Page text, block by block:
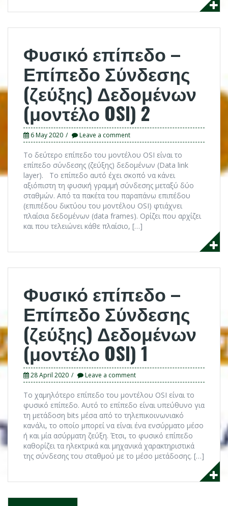
Φυσικό επίπεδο –
Επίπεδο Σύνδεσης
(ζεύξης) Δεδομένων
(μοντέλο OSI) 2
6 May 2020 Leave a comment
To δεύτερο επίπεδο του μοντέλου OSI είναι το
επίπεδο σύνδεσης (ζεύξης) δεδομένων (Data link
layer). To επίπεδο αυτό έχει σκοπό να κάνει
αξιόπιστη τη φυσική γραμμή σύνδεσης μεταξύ δύο
σταθμών. Από τα πακέτα του παραπάνω επιπέδου
(επιπέδου δικτύου του μοντέλου OSI) φτιάχνει
πλαίσια δεδομένων (data frames). Ορίζει που αρχίζει
και που τελειώνει κάθε πλαίσιο, […]
Φυσικό επίπεδο –
Επίπεδο Σύνδεσης
(ζεύξης) Δεδομένων
(μοντέλο OSI) 1
28 April 2020 Leave a comment
Το χαμηλότερο επίπεδο του μοντέλου OSI είναι το
φυσικό επίπεδο. Αυτό το επίπεδο είναι υπεύθυνο για
τη μετάδοση bits μέσα από το τηλεπικοινωνιακό
κανάλι, το οποίο μπορεί να είναι ένα ενσύρματο μέσο
ή και μία ασύρματη ζεύξη. Έτσι, το φυσικό επίπεδο
καθορίζει τα ηλεκτρικά και μηχανικά χαρακτηριστικά
της σύνδεσης του σταθμού με το μέσο μετάδοσης. […]